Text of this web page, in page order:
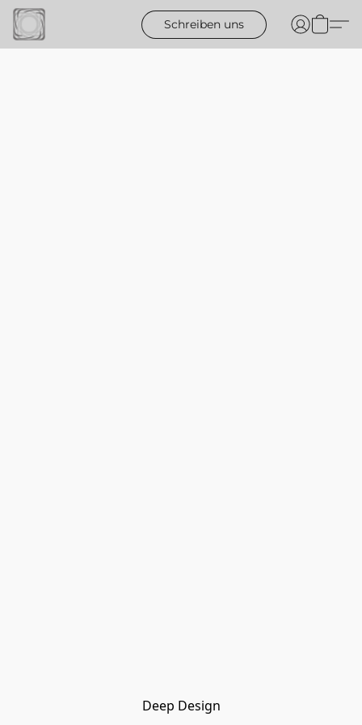
Schreiben uns
Deep Design